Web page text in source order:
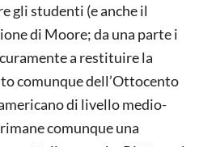
gli studenti (e anche il
di Moore; da una parte i
a restituire la
comunque dell’Ottocento
di livello medio-
rimane comunque una